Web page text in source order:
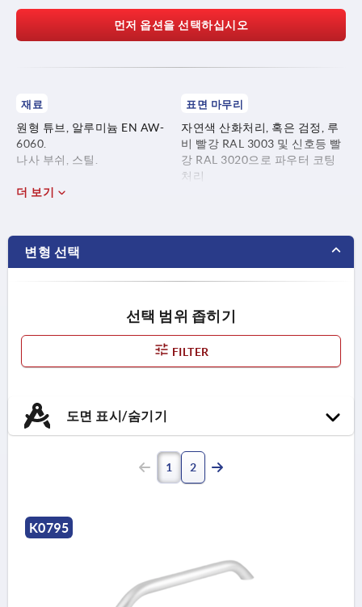
먼저 옵션을 선택하십시오
재료
원형 튜브, 알루미늄 EN AW-
6060.
나사 부쉬, 스틸.
표면 마무리
자연색 산화처리, 혹은 검정, 루
비 빨강 RAL 3003 및 신호등 빨
강 RAL 3020으로 파우터 코팅
처리
더 보기
변형 선택
선택 범위 좁히기
FILTER
도면 표시/숨기기
1 2
K0795